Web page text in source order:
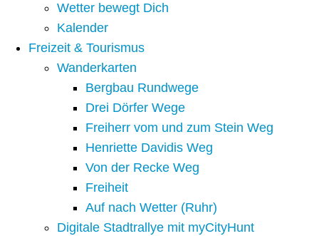
Wetter bewegt Dich
Kalender
Freizeit & Tourismus
Wanderkarten
Bergbau Rundwege
Drei Dörfer Wege
Freiherr vom und zum Stein Weg
Henriette Davidis Weg
Von der Recke Weg
Freiheit
Auf nach Wetter (Ruhr)
Digitale Stadtrallye mit myCityHunt